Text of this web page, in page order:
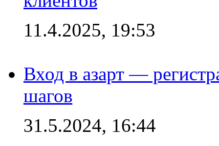
11.4.2025, 19:53
Вход в азарт —
шагов
31.5.2024, 16:44